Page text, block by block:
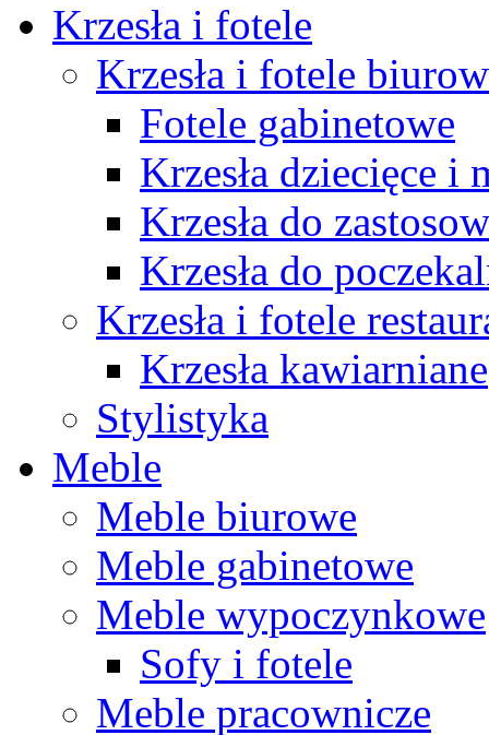
Krzesła i fotele
Krzesła i fotele
Fotele gabinetowe
Krzesła dziecięce i
Krzesła do
Krzesła do
Krzesła i fotele
Krzesła kawiarniane
Stylistyka
Meble
Meble biurowe
Meble gabinetowe
Meble wypoczynkowe
Sofy i fotele
Meble pracownicze